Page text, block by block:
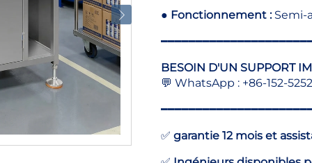
● Fonctionnement : Semi-
BESOIN D'UN SUPPORT
💬 WhatsApp : +86-152-
✅ garantie 12 mois et